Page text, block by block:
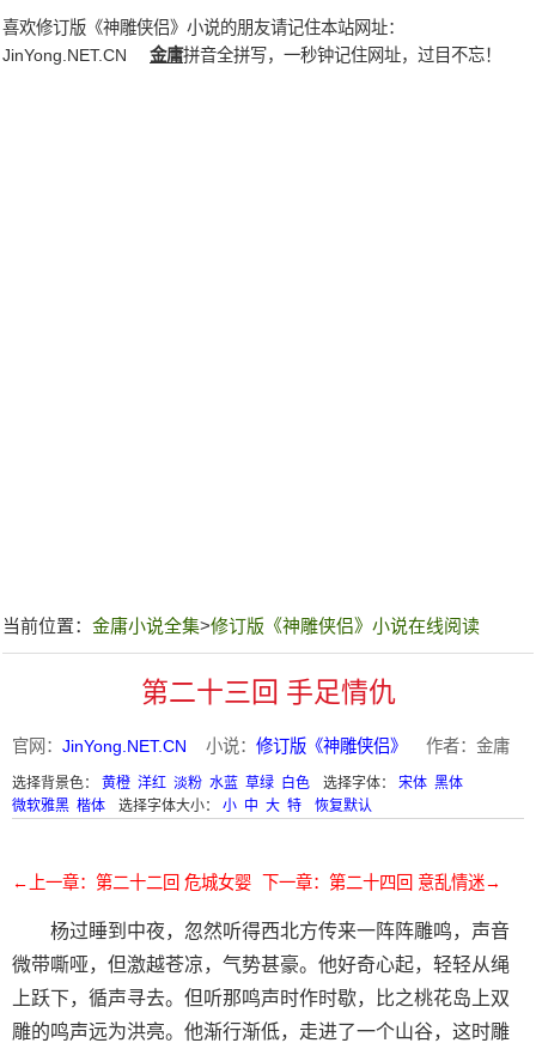
喜欢修订版《神雕侠侣》小说的朋友请记住本站网址：
JinYong.NET.CN
金庸拼音全拼写，一秒钟记住网址，过目不忘！
当前位置： 金庸小说全集>修订版《神雕侠侣》小说在线阅读
第二十三回 手足情仇
官网： JinYong.NET.CN 小说： 修订版《神雕侠侣》 作者：金庸
选择背景色： 黄橙 洋红 淡粉 水蓝 草绿 白色 选择字体： 宋体 黑体
微软雅黑 楷体 选择字体大小： 小 中 大 特 恢复默认
←上一章：第二十二回 危城女婴 下一章：第二十四回 意乱情迷→
杨过睡到中夜，忽然听得西北方传来一阵阵雕鸣，声音
微带嘶哑，但激越苍凉，气势甚豪。他好奇心起，轻轻从绳
上跃下，循声寻去。但听那鸣声时作时歇，比之桃花岛上双
雕的鸣声远为洪亮。他渐行渐低，走进了一个山谷，这时雕